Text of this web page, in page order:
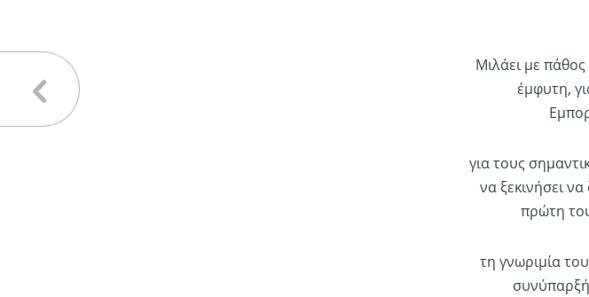
Mιλάει με
έμφυτη,
για τους
να ξεκινήσει
πρώτη
τη γνωριμία